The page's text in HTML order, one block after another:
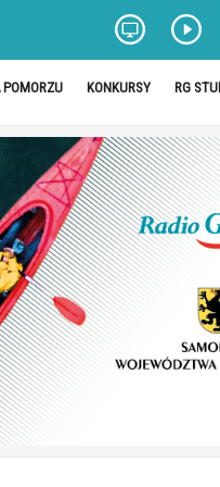
KONKURSY RG